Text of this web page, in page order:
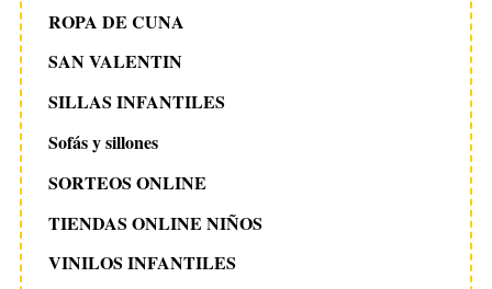
ROPA DE CUNA
SAN VALENTIN
SILLAS INFANTILES
Sofás y sillones
SORTEOS ONLINE
TIENDAS ONLINE NIÑOS
VINILOS INFANTILES